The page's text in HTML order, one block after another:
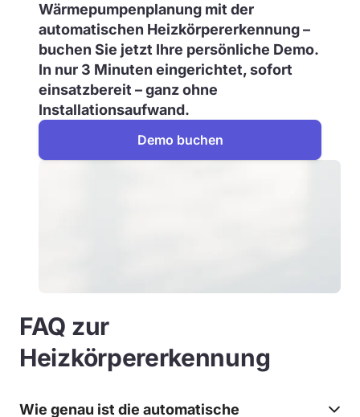
Wärmepumpenplanung mit der
automatischen Heizkörpererkennung –
buchen Sie jetzt Ihre persönliche Demo.
In nur 3 Minuten eingerichtet, sofort
einsatzbereit – ganz ohne
Installationsaufwand.
Demo buchen
FAQ zur
Heizkörpererkennung
Wie genau ist die automatische